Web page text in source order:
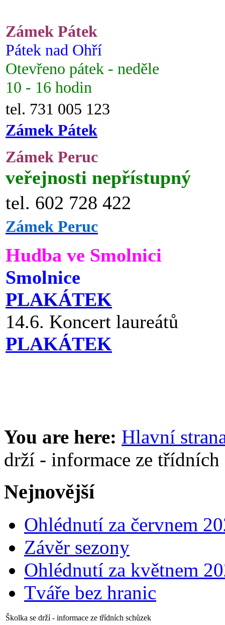
Zámek Pátek
Pátek nad Ohří
Otevřeno pátek - neděle
10 - 16 hodin
tel. 731 005 123
Zámek Pátek
Zámek Peruc
veřejnosti nepřístupný
tel. 602 728 422
Zámek Peruc
Hudba ve Smolnici
Smolnice
PLAKÁTEK
14.6. Koncert laureátů
PLAKÁTEK
You are here: Hlavní
drží - informace ze třídních
Nejnovější
Ohlédnutí za červnem
Závěr sezony
Ohlédnutí za květnem
Tváře bez hranic
Školka se drží - informace ze třídních schůzek